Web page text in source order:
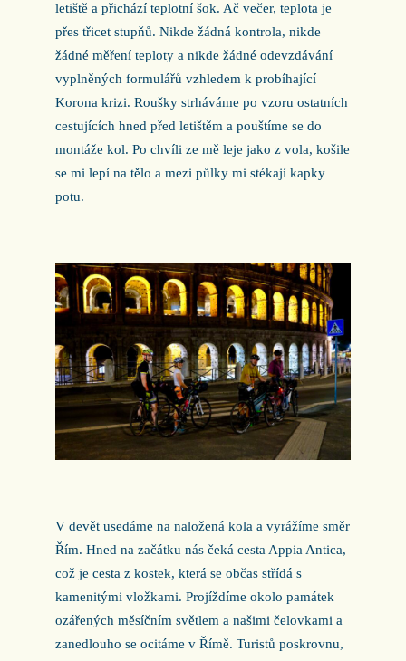
letiště a přichází teplotní šok. Ač večer, teplota je
přes třicet stupňů. Nikde žádná kontrola, nikde
žádné měření teploty a nikde žádné odevzdávání
vyplněných formulářů vzhledem k probíhající
Korona krizi. Roušky strháváme po vzoru ostatních
cestujících hned před letištěm a pouštíme se do
montáže kol. Po chvíli ze mě leje jako z vola, košile
se mi lepí na tělo a mezi půlky mi stékají kapky
potu.
V devět usedáme na naložená kola a vyrážíme směr
Řím. Hned na začátku nás čeká cesta Appia Antica,
což je cesta z kostek, která se občas střídá s
kamenitými vložkami. Projíždíme okolo památek
ozářených měsíčním světlem a našimi čelovkami a
zanedlouho se ocitáme v Římě. Turistů poskrovnu,